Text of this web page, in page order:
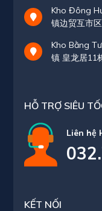
Kho Đông
镇边贸互市
Kho Bằng
镇 皇龙居11
HỖ TRỢ SIÊU
Liên hệ
KẾT NỐI